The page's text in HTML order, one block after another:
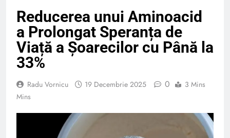
Reducerea unui Aminoacid
a Prolongat Speranța de
Viață a Șoarecilor cu Până la
33%
Radu Vornicu 19 Decembrie 2025 0
3 Mins
Mins